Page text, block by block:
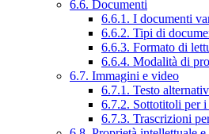
6.6. Documenti
6.6.1. I documenti
6.6.2. Tipi di
6.6.3. Formato di
6.6.4. Modalità di
6.7. Immagini e video
6.7.1. Testo
6.7.2. Sottotitoli per
6.7.3. Trascrizioni